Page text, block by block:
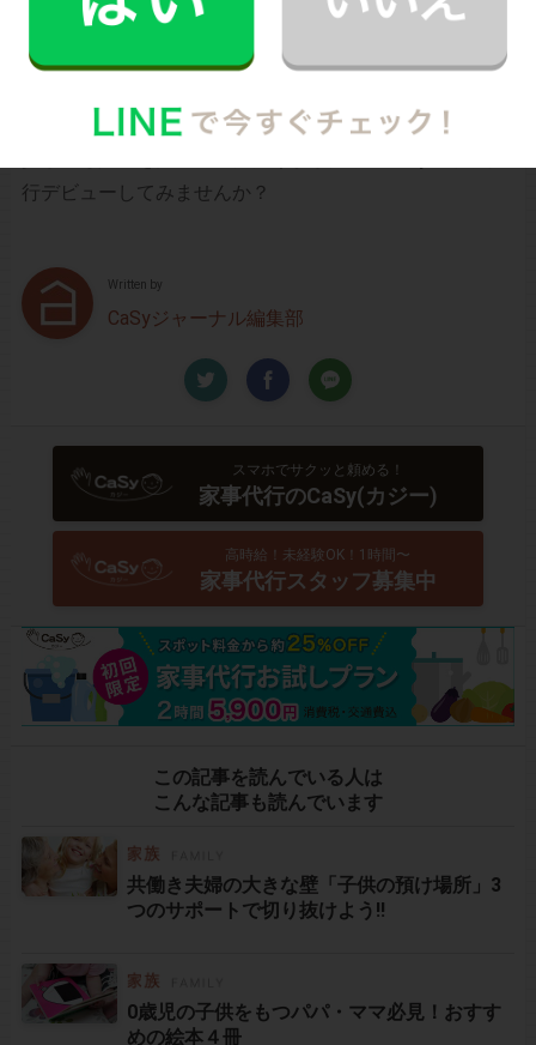
初めての家事代行でどうお願いすればいいのか分からな
い…、どんなスタッフが来るのか不安…といった方のため
用意しております。
行デビューしてみませんか？
Written by
CaSyジャーナル編集部
スマホでサクッと頼める！
家事代行のCaSy(カジー)
高時給！未経験OK！1時間〜
家事代行スタッフ募集中
この記事を読んでいる人は
こんな記事も読んでいます
共働き夫婦の大きな壁「子供の預け場所」3
つのサポートで切り抜けよう!!
0歳児の子供をもつパパ・ママ必見！おすす
めの絵本４冊